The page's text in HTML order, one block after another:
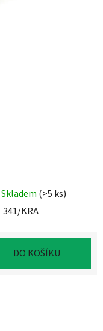
Skladem (>5 ks)
341/KRA
DO KOŠÍKU